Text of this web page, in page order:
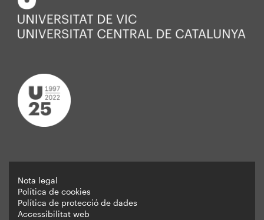
Peu
Nota legal
Política de cookies
Política de protecció de dades
Accessibilitat web